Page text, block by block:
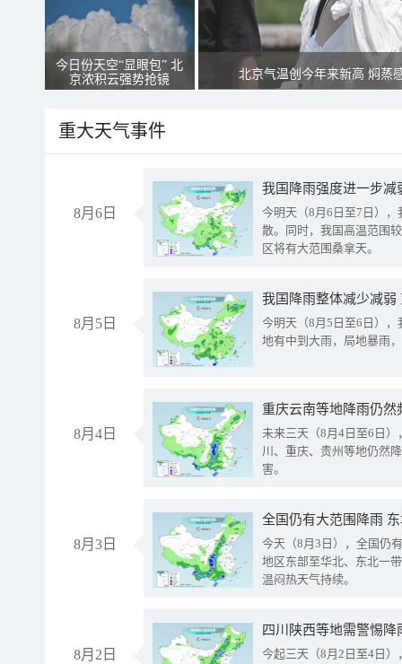
今日份天空“显眼包” 北
京浓积云强势抢镜
北京气温创今年来新高 焖蒸
重大天气事件
8月6日
今明天（8月6日至7日）
散。同时，我国高温范围
区将有大范围桑拿天。
8月5日
我国降雨整体减少减弱
今明天（8月5日至6日）
地有中到大雨，局地暴雨
8月4日
重庆云南等地降雨仍然
未来三天（8月4日至6日
川、重庆、贵州等地仍然
害。
8月3日
全国仍有大范围降雨
今天（8月3日），全国仍
地区东部至华北、东北一
温闷热天气持续。
8月2日
今起三天（8月2日至4日